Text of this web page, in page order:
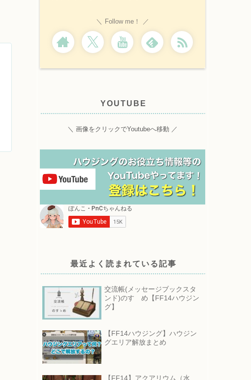
Follow me！
YOUTUBE
＼ 画像をクリックでYoutubeへ移動 ／
最近よく読まれている記事
交流帳(メッセージブックスタ
ンド)のすゝめ【FF14ハウジン
グ】
【FF14ハウジング】ハウジン
グエリア解放まとめ
【FF14】アクアリウム（水